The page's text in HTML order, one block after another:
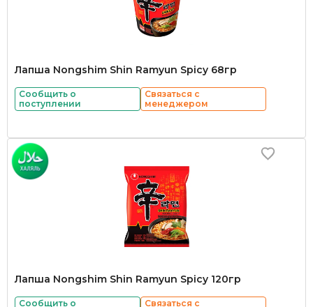
Лапша Nongshim Shin Ramyun Spicy 68гр
Сообщить о
поступлении
Связаться с
менеджером
Лапша Nongshim Shin Ramyun Spicy 120гр
Сообщить о
Связаться с